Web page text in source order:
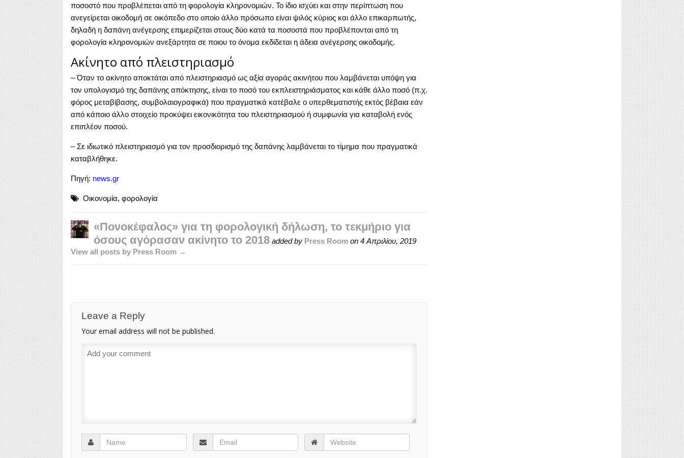
ποσοστό που προβλέπεται από τη φορολογία κληρονομιών. Το ίδιο ισχύει και στην περίπτωση που
ανεγείρεται οικοδομή σε οικόπεδο στο οποίο άλλο πρόσωπο είναι ψιλός κύριος και άλλο επικαρπωτής,
δηλαδή η δαπάνη ανέγερσης επιμερίζεται στους δύο κατά τα ποσοστά που προβλέπονται από τη
φορολογία κληρονομιών ανεξάρτητα σε ποιου το όνομα εκδίδεται η άδεια ανέγερσης οικοδομής.
Ακίνητο από πλειστηριασμό
– Όταν το ακίνητο αποκτάται από πλειστηριασμό ως αξία αγοράς ακινήτου που λαμβάνεται υπόψη για
τον υπολογισμό της δαπάνης απόκτησης, είναι το ποσό του εκπλειστηριάσματος και κάθε άλλο ποσό (π.χ.
φόρος μεταβίβασης, συμβολαιογραφικά) που πραγματικά κατέβαλε ο υπερθεματιστής εκτός βέβαια εάν
από κάποιο άλλο στοιχείο προκύψει εικονικότητα του πλειστηριασμού ή συμφωνία για καταβολή ενός
επιπλέον ποσού.
– Σε ιδιωτικό πλειστηριασμό για τον προσδιορισμό της δαπάνης λαμβάνεται το τίμημα που πραγματικά
καταβλήθηκε.
Πηγή: news.gr
Οικονομία, φορολογία
«Πονοκέφαλος» για τη φορολογική δήλωση, το τεκμήριο για
όσους αγόρασαν ακίνητο το 2018added by Press Roomon 4 Απριλίου, 2019
View all posts by Press Room →
Leave a Reply
Your email address will not be published.